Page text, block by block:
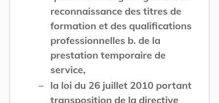
reconnaissance des titres de
formation et des qualifications
professionnelles b. de la
prestation temporaire de
service,
– la loi du 26 juillet 2010 portant
transposition de la directive